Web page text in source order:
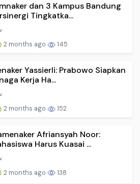
dan 3 Kampus Bandung
Tingkatka...
2 months ago 145
Yassierli: Prabowo Siapkan
Kerja Ha...
2 months ago 152
Afriansyah Noor:
Harus Kuasai ...
2 months ago 138